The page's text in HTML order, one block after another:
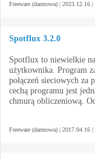
Freeware (darmowa) | 2023.12.16
Spotflux 3.2.0
Spotflux to niewielkie
użytkownika. Program
połączeń sieciowych
cechą programu jest
chmurą obliczeniową.
Freeware (darmowa) | 2017.04.16